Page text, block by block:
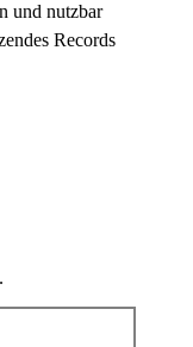
und nutzbar
Records